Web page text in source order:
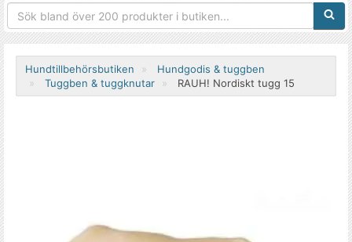
Hundtillbehörsbutiken
Hundgodis & tuggben
Tuggben & tuggknutar
RAUH! Nordiskt tugg 15